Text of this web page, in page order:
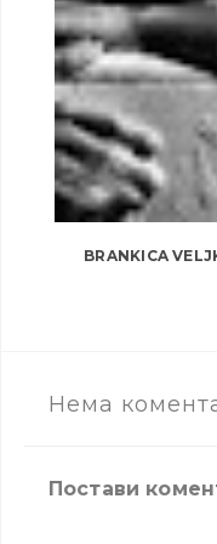
BRANKICA
Нема
Постави